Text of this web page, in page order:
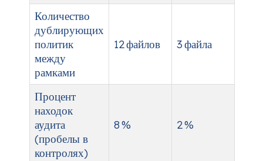
Количество
дублирующих
политик
между
рамками
12 файлов 3 файла
Процент
находок
аудита
(пробелы в
контролях)
8 % 2 %